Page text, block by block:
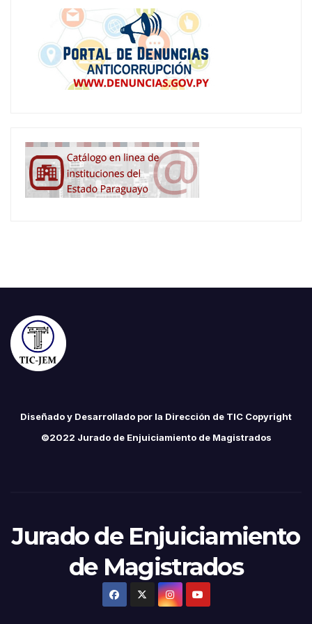
Diseñado y Desarrollado por la Dirección de TIC Copyright
©2022 Jurado de Enjuiciamiento de Magistrados
Jurado de Enjuiciamiento
de Magistrados